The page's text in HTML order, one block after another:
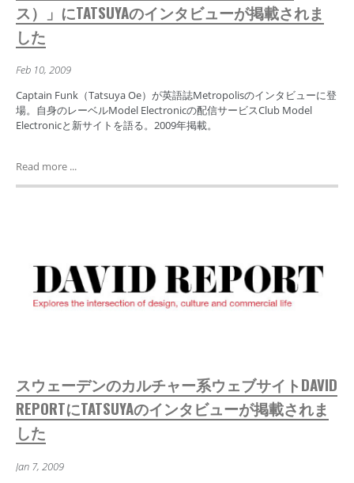
ス）」にTATSUYAのインタビューが掲載されま
した
Feb 10, 2009
Captain Funk（Tatsuya Oe）が英語誌Metropolisのインタビューに登
場。自身のレーベルModel Electronicの配信サービスClub Model
Electronicと新サイトを語る。2009年掲載。
Read more ...
スウェーデンのカルチャー系ウェブサイトDAVID
REPORTにTATSUYAのインタビューが掲載されま
した
Jan 7, 2009